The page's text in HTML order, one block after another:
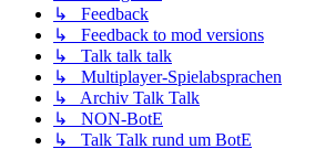
↳ Feedback
↳ Feedback to mod versions
↳ Talk talk talk
↳ Multiplayer-Spielabsprachen
↳ Archiv Talk Talk
↳ NON-BotE
↳ Talk Talk rund um BotE